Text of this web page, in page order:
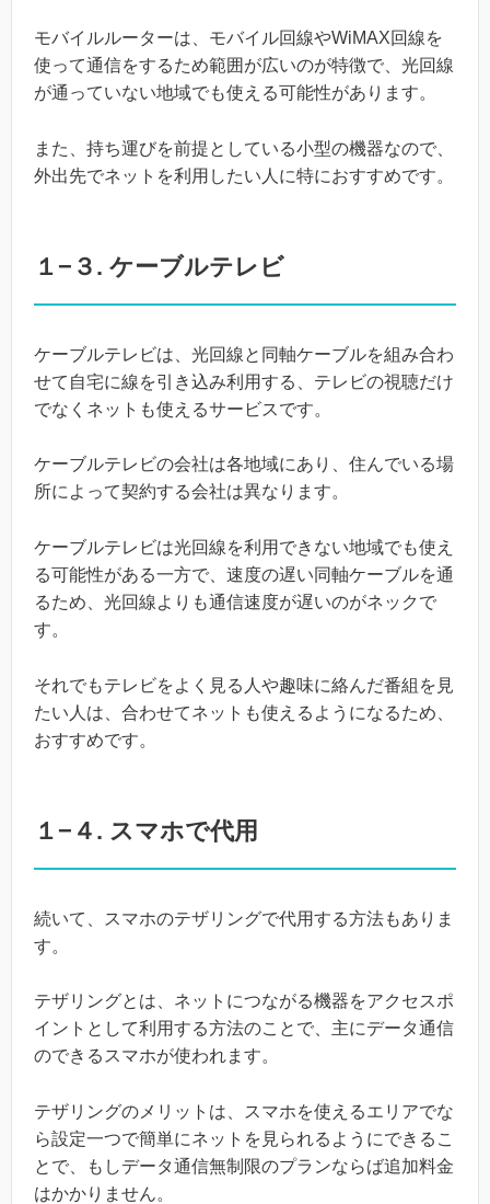
モバイルルーターは、モバイル回線やWiMAX回線を
使って通信をするため範囲が広いのが特徴で、光回線
が通っていない地域でも使える可能性があります。
また、持ち運びを前提としている小型の機器なので、
外出先でネットを利用したい人に特におすすめです。
１−３. ケーブルテレビ
ケーブルテレビは、光回線と同軸ケーブルを組み合わ
せて自宅に線を引き込み利用する、テレビの視聴だけ
でなくネットも使えるサービスです。
ケーブルテレビの会社は各地域にあり、住んでいる場
所によって契約する会社は異なります。
ケーブルテレビは光回線を利用できない地域でも使え
る可能性がある一方で、速度の遅い同軸ケーブルを通
るため、光回線よりも通信速度が遅いのがネックで
す。
それでもテレビをよく見る人や趣味に絡んだ番組を見
たい人は、合わせてネットも使えるようになるため、
おすすめです。
１−４. スマホで代用
続いて、スマホのテザリングで代用する方法もありま
す。
テザリングとは、ネットにつながる機器をアクセスポ
イントとして利用する方法のことで、主にデータ通信
のできるスマホが使われます。
テザリングのメリットは、スマホを使えるエリアでな
ら設定一つで簡単にネットを見られるようにできるこ
とで、もしデータ通信無制限のプランならば追加料金
はかかりません。